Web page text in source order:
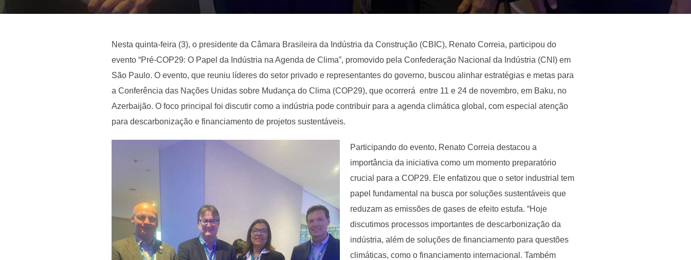
Nesta quinta-feira (3), o presidente da Câmara Brasileira da Indústria da Construção (CBIC), Renato Correia, participou do
evento “Pré-COP29: O Papel da Indústria na Agenda de Clima”, promovido pela Confederação Nacional da Indústria (CNI) em
São Paulo. O evento, que reuniu líderes do setor privado e representantes do governo, buscou alinhar estratégias e metas para
a Conferência das Nações Unidas sobre Mudança do Clima (COP29), que ocorrerá entre 11 e 24 de novembro, em Baku, no
Azerbaijão. O foco principal foi discutir como a indústria pode contribuir para a agenda climática global, com especial atenção
para descarbonização e financiamento de projetos sustentáveis.
Participando do evento, Renato Correia destacou a
importância da iniciativa como um momento preparatório
crucial para a COP29. Ele enfatizou que o setor industrial tem
papel fundamental na busca por soluções sustentáveis que
reduzam as emissões de gases de efeito estufa. “Hoje
discutimos processos importantes de descarbonização da
indústria, além de soluções de financiamento para questões
climáticas, como o financiamento internacional. Também